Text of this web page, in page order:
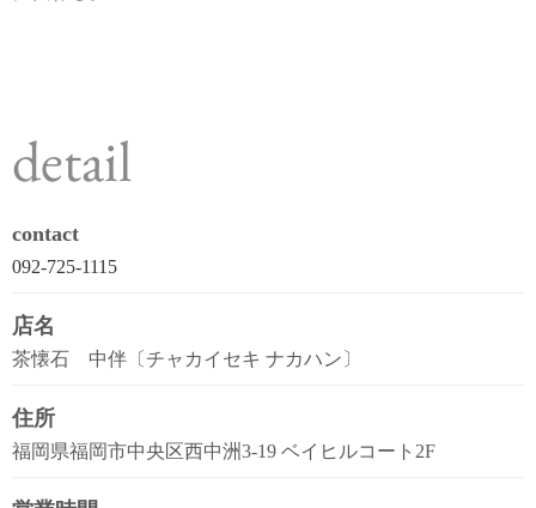
detail
contact
092-725-1115
店名
茶懐石 中伴〔チャカイセキ ナカハン〕
住所
福岡県福岡市中央区西中洲3-19 ベイヒルコート2F